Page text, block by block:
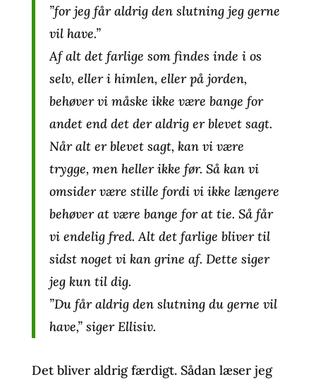
”for jeg får aldrig den slutning jeg gerne
vil have.”
Af alt det farlige som findes inde i os
selv, eller i himlen, eller på jorden,
behøver vi måske ikke være bange for
andet end det der aldrig er blevet sagt.
Når alt er blevet sagt, kan vi være
trygge, men heller ikke før. Så kan vi
omsider være stille fordi vi ikke længere
behøver at være bange for at tie. Så får
vi endelig fred. Alt det farlige bliver til
sidst noget vi kan grine af. Dette siger
jeg kun til dig.
”Du får aldrig den slutning du gerne vil
have,” siger Ellisiv.
Det bliver aldrig færdigt. Sådan læser jeg